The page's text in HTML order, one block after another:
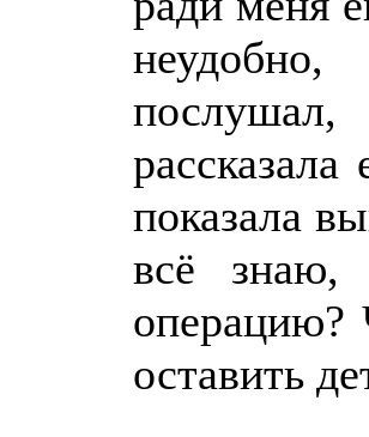
показала
всё знаю,
операцию?
оставить